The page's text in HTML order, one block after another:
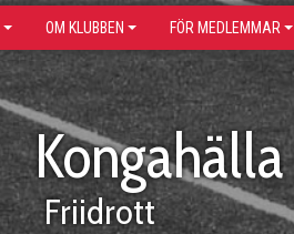
OM KLUBBEN FÖR MEDLEMMAR
Friidrott